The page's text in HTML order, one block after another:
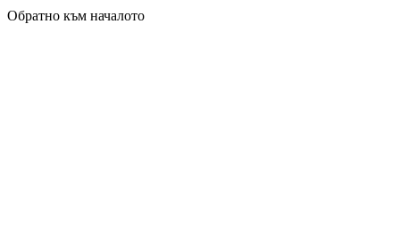
Обратно към началото